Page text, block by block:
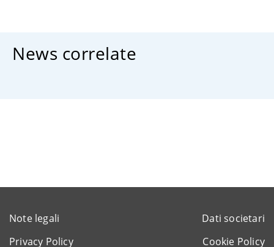
News correlate
Note legali
Dati societari
Privacy Policy
Cookie Policy